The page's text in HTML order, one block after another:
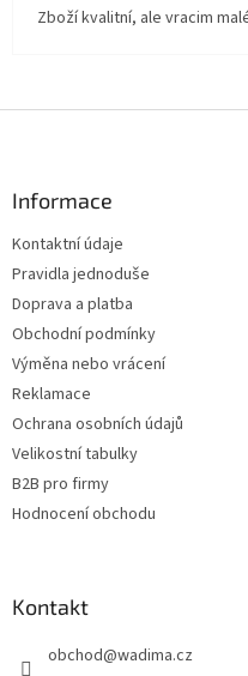
Zboží kvalitní, ale vracim
Informace
Kontaktní údaje
Pravidla jednoduše
Doprava a platba
Obchodní podmínky
Výměna nebo vrácení
Reklamace
Ochrana osobních údajů
Velikostní tabulky
B2B pro firmy
Hodnocení obchodu
Kontakt
obchod@wadima.cz